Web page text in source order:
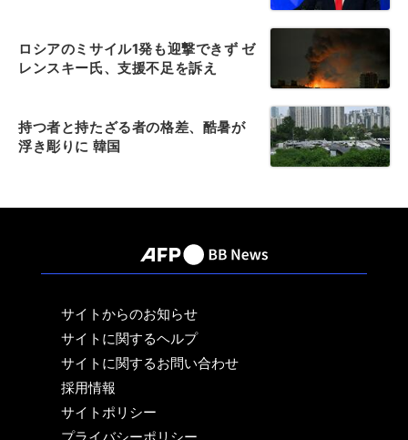
ロシアのミサイル1発も迎撃できず ゼ
レンスキー氏、支援不足を訴え
持つ者と持たざる者の格差、酷暑が
浮き彫りに 韓国
サイトからのお知らせ
サイトに関するヘルプ
サイトに関するお問い合わせ
採用情報
サイトポリシー